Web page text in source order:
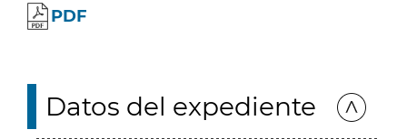
PDF
Datos del expediente